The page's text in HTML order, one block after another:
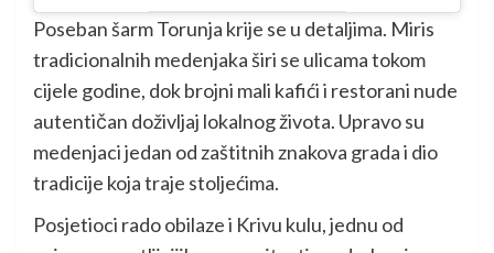
Poseban šarm Torunja krije se u detaljima. Miris
tradicionalnih medenjaka širi se ulicama tokom
cijele godine, dok brojni mali kafići i restorani nude
autentičan doživljaj lokalnog života. Upravo su
medenjaci jedan od zaštitnih znakova grada i dio
tradicije koja traje stoljećima.
Posjetioci rado obilaze i Krivu kulu, jednu od